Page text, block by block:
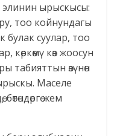
ырыскысы:
тоо койнундагы
суулар, тоо
көркөмү көз жоосун
табияттын өзүнөн
Маселе
жем